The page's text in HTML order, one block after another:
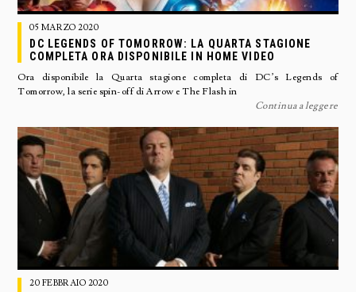
05 MARZO 2020
DC LEGENDS OF TOMORROW: LA QUARTA STAGIONE
COMPLETA ORA DISPONIBILE IN HOME VIDEO
Ora disponibile la Quarta stagione completa di DC’s Legends of
Tomorrow, la serie spin-off di Arrow e The Flash in
Continua a leggere
20 FEBBRAIO 2020